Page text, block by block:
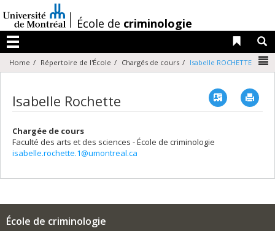
au
contenu
/École de criminologie
Menu
Liens
Home Répertoire de l'École Chargés de cours Isabelle ROCHETTE
Isabelle Rochette Vcard
Chargée de cours
Faculté des arts et des sciences - École de criminologie
isabelle.rochette.1@umontreal.ca
École de criminologie